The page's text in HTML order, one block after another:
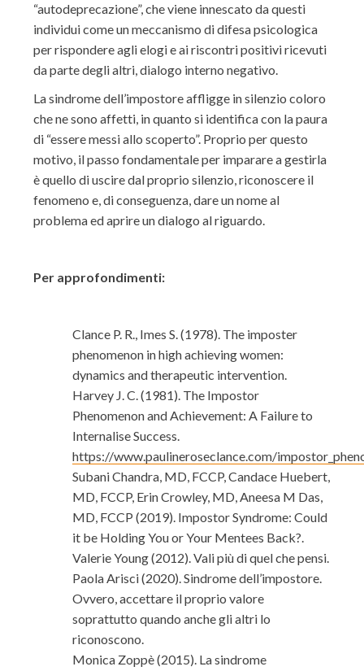
“autodeprecazione”, che viene innescato da questi
individui come un meccanismo di difesa psicologica
per rispondere agli elogi e ai riscontri positivi ricevuti
da parte degli altri, dialogo interno negativo.
La sindrome dell’impostore affligge in silenzio coloro
che ne sono affetti, in quanto si identifica con la paura
di “essere messi allo scoperto”. Proprio per questo
motivo, il passo fondamentale per imparare a gestirla
è quello di uscire dal proprio silenzio, riconoscere il
fenomeno e, di conseguenza, dare un nome al
problema ed aprire un dialogo al riguardo.
Per approfondimenti:
Clance P. R., Imes S. (1978). The imposter
phenomenon in high achieving women:
dynamics and therapeutic intervention.
Harvey J. C. (1981). The Impostor
Phenomenon and Achievement: A Failure to
Internalise Success.
https://www.paulineroseclance.com/
Subani Chandra, MD, FCCP, Candace Huebert,
MD, FCCP, Erin Crowley, MD, Aneesa M Das,
MD, FCCP (2019). Impostor Syndrome: Could
it be Holding You or Your Mentees Back?.
Valerie Young (2012). Vali più di quel che pensi.
Paola Arisci (2020). Sindrome dell’impostore.
Ovvero, accettare il proprio valore
soprattutto quando anche gli altri lo
riconoscono.
Monica Zoppè (2015). La sindrome